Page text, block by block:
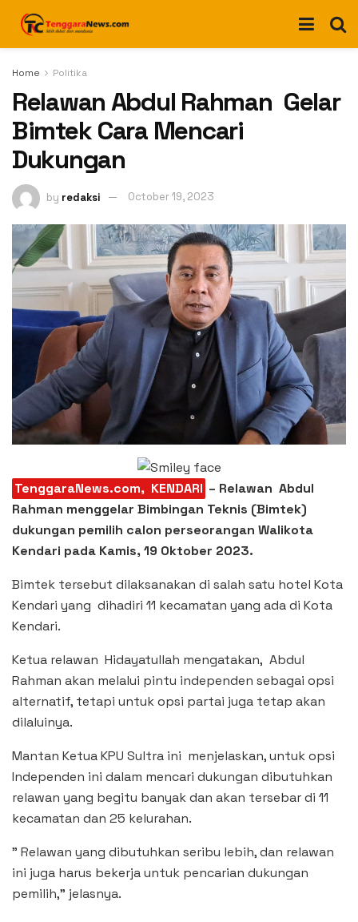
Home Politika
Relawan Abdul Rahman Gelar
Bimtek Cara Mencari
Dukungan
by redaksi October 19, 2023
TenggaraNews.com, KENDARI – Relawan Abdul
Rahman menggelar Bimbingan Teknis (Bimtek)
dukungan pemilih calon perseorangan Walikota
Kendari pada Kamis, 19 Oktober 2023.
Bimtek tersebut dilaksanakan di salah satu hotel Kota
Kendari yang dihadiri 11 kecamatan yang ada di Kota
Kendari.
Ketua relawan Hidayatullah mengatakan, Abdul
Rahman akan melalui pintu independen sebagai opsi
alternatif, tetapi untuk opsi partai juga tetap akan
dilaluinya.
Mantan Ketua KPU Sultra ini menjelaskan, untuk opsi
Independen ini dalam mencari dukungan dibutuhkan
relawan yang begitu banyak dan akan tersebar di 11
kecamatan dan 25 kelurahan.
” Relawan yang dibutuhkan seribu lebih, dan relawan
ini juga harus bekerja untuk pencarian dukungan
pemilih,” jelasnya.